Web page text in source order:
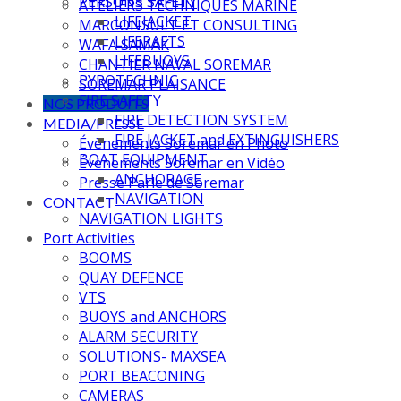
ATELIERS TECHNIQUES MARINE
MARCONSULT ET CONSULTING
WAFA SAMAK
CHANTIER NAVAL SOREMAR
SOREMAR PLAISANCE
NOS PRODUITS
MEDIA/PRESSE
Évènements Soremar en Photo
Évènements Soremar en Vidéo
Presse Parle de Soremar
CONTACT
LIFEJACKET
LIFERAFTS
LIFEBUOYS
PYROTECHNIC
FIRE SAFETY
FIRE DETECTION SYSTEM
FIRE JACKET and EXTINGUISHERS
BOAT EQUIPMENT
ANCHORAGE
NAVIGATION
NAVIGATION LIGHTS
Port Activities
BOOMS
QUAY DEFENCE
VTS
BUOYS and ANCHORS
ALARM SECURITY
SOLUTIONS- MAXSEA
PORT BEACONING
CAMERAS